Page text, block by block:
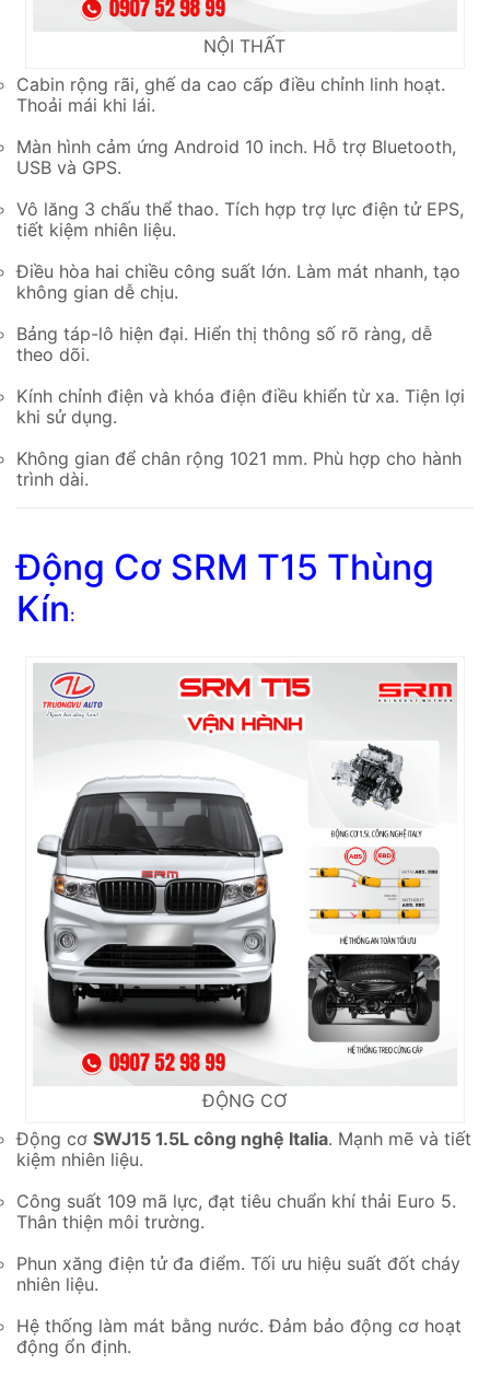
NỘI THẤT
Cabin rộng rãi, ghế da cao cấp điều chỉnh linh hoạt.
Thoải mái khi lái.
Màn hình cảm ứng Android 10 inch. Hỗ trợ Bluetooth,
USB và GPS.
Vô lăng 3 chấu thể thao. Tích hợp trợ lực điện tử EPS,
tiết kiệm nhiên liệu.
Điều hòa hai chiều công suất lớn. Làm mát nhanh, tạo
không gian dễ chịu.
Bảng táp-lô hiện đại. Hiển thị thông số rõ ràng, dễ
theo dõi.
Kính chỉnh điện và khóa điện điều khiển từ xa. Tiện lợi
khi sử dụng.
Không gian để chân rộng 1021 mm. Phù hợp cho hành
trình dài.
Động Cơ SRM T15 Thùng
Kín:
ĐỘNG CƠ
Động cơ SWJ15 1.5L công nghệ Italia. Mạnh mẽ và tiết
kiệm nhiên liệu.
Công suất 109 mã lực, đạt tiêu chuẩn khí thải Euro 5.
Thân thiện môi trường.
Phun xăng điện tử đa điểm. Tối ưu hiệu suất đốt cháy
nhiên liệu.
Hệ thống làm mát bằng nước. Đảm bảo động cơ hoạt
động ổn định.